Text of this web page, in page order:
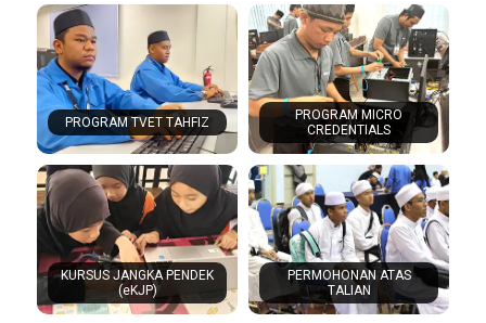
PROGRAM TVET TAHFIZ
PROGRAM MICRO
CREDENTIALS
KURSUS JANGKA PENDEK
(eKJP)
PERMOHONAN ATAS
TALIAN